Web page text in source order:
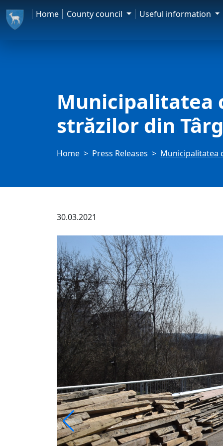
Home County council Useful information
Municipalitatea
străzilor din
Home Press Releases Municipalitatea
30.03.2021